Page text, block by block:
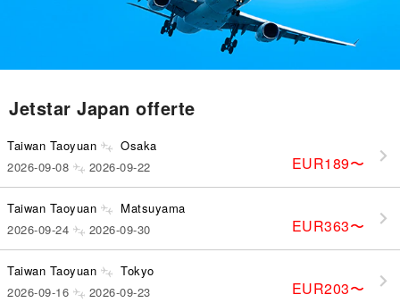
Jetstar Japan offerte
Taiwan Taoyuan Osaka
EUR189〜
2026-09-08 2026-09-22
Taiwan Taoyuan Matsuyama
EUR363〜
2026-09-24 2026-09-30
Taiwan Taoyuan Tokyo
EUR203〜
2026-09-16 2026-09-23